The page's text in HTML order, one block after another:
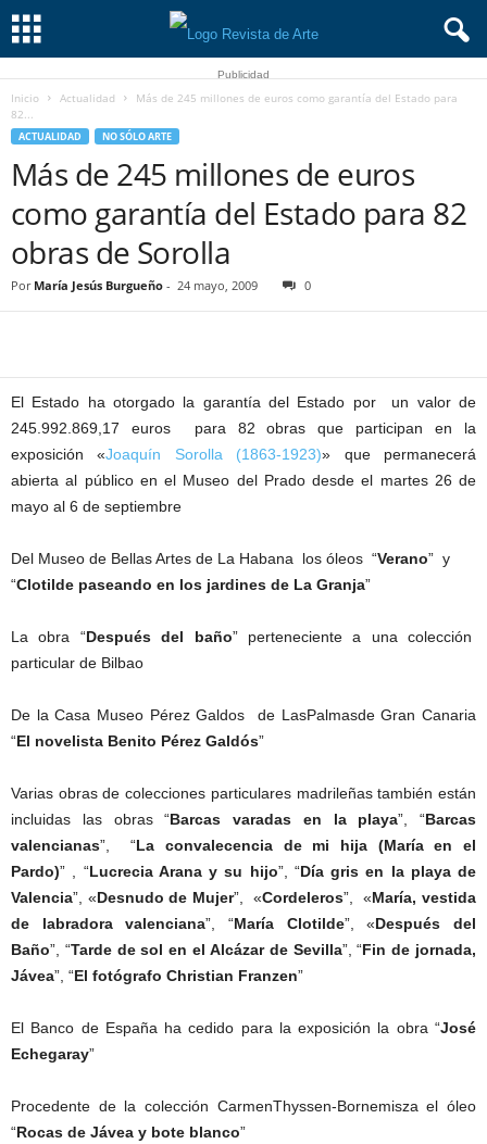
Publicidad
Inicio Actualidad
Más de 245 millones de euros como garantía del Estado para
82...
ACTUALIDAD NO SÓLO ARTE
Más de 245 millones de euros
como garantía del Estado para 82
obras de Sorolla
Por María Jesús Burgueño - 24 mayo, 2009 0
El Estado ha otorgado la garantía del Estado por un valor de
245.992.869,17 euros para 82 obras que participan en la
exposición «Joaquín Sorolla (1863-1923)» que permanecerá
abierta al público en el Museo del Prado desde el martes 26 de
mayo al 6 de septiembre
Del Museo de Bellas Artes de La Habana los óleos “Verano” y
“Clotilde paseando en los jardines de La Granja”
La obra “Después del baño” perteneciente a una colección
particular de Bilbao
De la Casa Museo Pérez Galdos de LasPalmasde Gran Canaria
“El novelista Benito Pérez Galdós”
Varias obras de colecciones particulares madrileñas también están
incluidas las obras “Barcas varadas en la playa”, “Barcas
valencianas”, “La convalecencia de mi hija (María en el
Pardo)” , “Lucrecia Arana y su hijo”, “Día gris en la playa de
Valencia”, «Desnudo de Mujer”, «Cordeleros”, «María, vestida
de labradora valenciana”, “María Clotilde”, «Después del
Baño”, “Tarde de sol en el Alcázar de Sevilla”, “Fin de jornada,
Jávea”, “El fotógrafo Christian Franzen”
El Banco de España ha cedido para la exposición la obra “José
Echegaray”
Procedente de la colección CarmenThyssen-Bornemisza el óleo
“Rocas de Jávea y bote blanco”